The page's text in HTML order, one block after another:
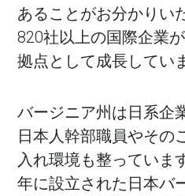
あることがお分かりい
820社以上の国際企業
拠点として成長してい
バージニア州は日系企
日本人幹部職員やその
入れ環境も整っていま
年に設立された日本バ